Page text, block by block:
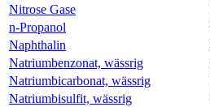
Nitrose Gase
n-Propanol
Naphthalin
Natriumbenzonat, wässrig
Natriumbicarbonat, wässrig
Natriumbisulfit, wässrig